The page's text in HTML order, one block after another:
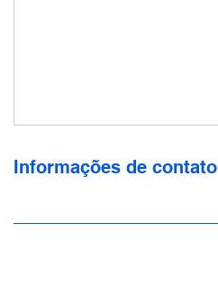
Informações de contato